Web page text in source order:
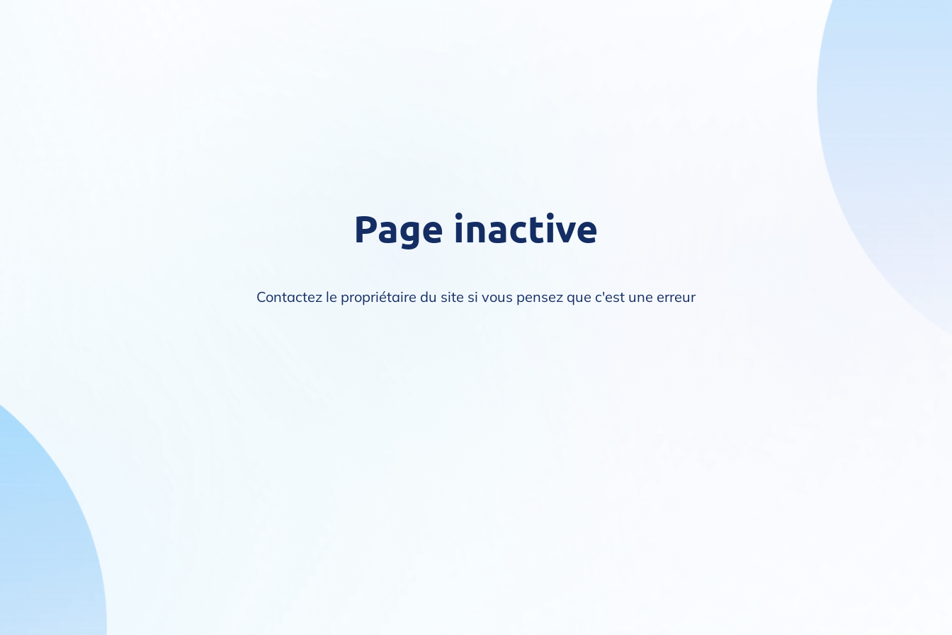
Page inactive
Contactez le propriétaire du site si vous pensez que c'est une erreur